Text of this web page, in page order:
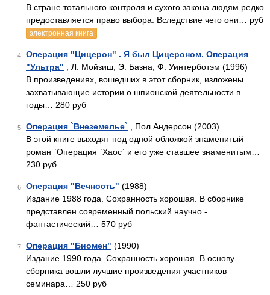
В стране тотального контроля и сухого закона людям редко
предоставляется право выбора. Вследствие чего они… руб
электронная книга
4
Операция "Цицерон" . Я был Цицероном. Операция
"Ультра" , Л. Мойзиш, Э. Базна, Ф. Уинтерботэм (1996)
В произведениях, вошедших в этот сборник, изложены
захватывающие истории о шпионской деятельности в
годы… 280 руб
5 Операция `Внеземелье` , Пол Андерсон (2003)
В этой книге выходят под одной обложкой знаменитый
роман `Операция `Хаос` и его уже ставшее знаменитым…
230 руб
6 Операция "Вечность" (1988)
Издание 1988 года. Сохранность хорошая. В сборнике
представлен современный польский научно -
фантастический… 570 руб
7 Операция "Биомен" (1990)
Издание 1990 года. Сохранность хорошая. В основу
сборника вошли лучшие произведения участников
семинара… 250 руб